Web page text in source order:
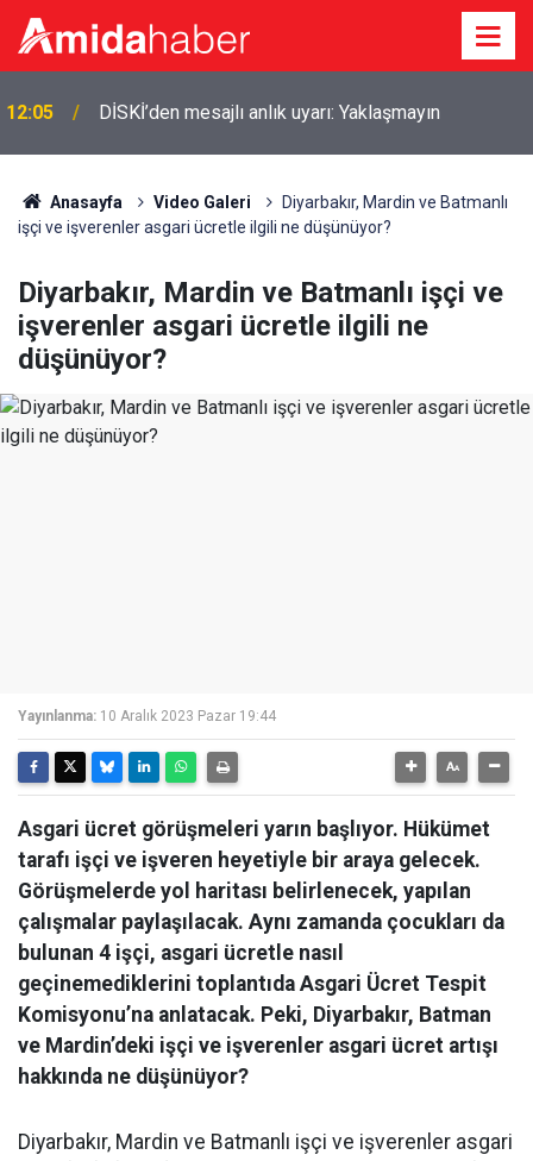
12:05 DİSKİ’den mesajlı anlık uyarı: Yaklaşmayın
Anasayfa Video Galeri
Diyarbakır, Mardin ve Batmanlı
işçi ve işverenler asgari ücretle ilgili ne düşünüyor?
Diyarbakır, Mardin ve Batmanlı işçi ve
işverenler asgari ücretle ilgili ne
düşünüyor?
Yayınlanma: 10 Aralık 2023 Pazar 19:44
Asgari ücret görüşmeleri yarın başlıyor. Hükümet
tarafı işçi ve işveren heyetiyle bir araya gelecek.
Görüşmelerde yol haritası belirlenecek, yapılan
çalışmalar paylaşılacak. Aynı zamanda çocukları da
bulunan 4 işçi, asgari ücretle nasıl
geçinemediklerini toplantıda Asgari Ücret Tespit
Komisyonu’na anlatacak. Peki, Diyarbakır, Batman
ve Mardin’deki işçi ve işverenler asgari ücret artışı
hakkında ne düşünüyor?
Diyarbakır, Mardin ve Batmanlı işçi ve işverenler asgari